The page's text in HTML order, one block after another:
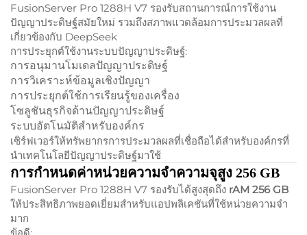
FusionServer Pro 1288H V7 รองรับสถานการณ์การใช้งาน
ปัญญาประดิษฐ์สมัยใหม่ รวมถึงสภาพแวดล้อมการประมวลผลที่
เกี่ยวข้องกับ DeepSeek
การประยุกต์ใช้งานระบบปัญญาประดิษฐ์:
การอนุมานโมเดลปัญญาประดิษฐ์
การวิเคราะห์ข้อมูลเชิงปัญญา
การประยุกต์ใช้การเรียนรู้ของเครื่อง
โซลูชันธุรกิจด้านปัญญาประดิษฐ์
ระบบอัตโนมัติสำหรับองค์กร
เซิร์ฟเวอร์ให้ทรัพยากรการประมวลผลที่เชื่อถือได้สำหรับองค์กรที่
นำเทคโนโลยีปัญญาประดิษฐ์มาใช้
การกำหนดค่าหน่วยความจำความจุสูง 256 GB
FusionServer Pro 1288H V7 รองรับได้สูงสุดถึง rAM 256 GB
ให้ประสิทธิภาพยอดเยี่ยมสำหรับแอปพลิเคชันที่ใช้หน่วยความจำ
มาก